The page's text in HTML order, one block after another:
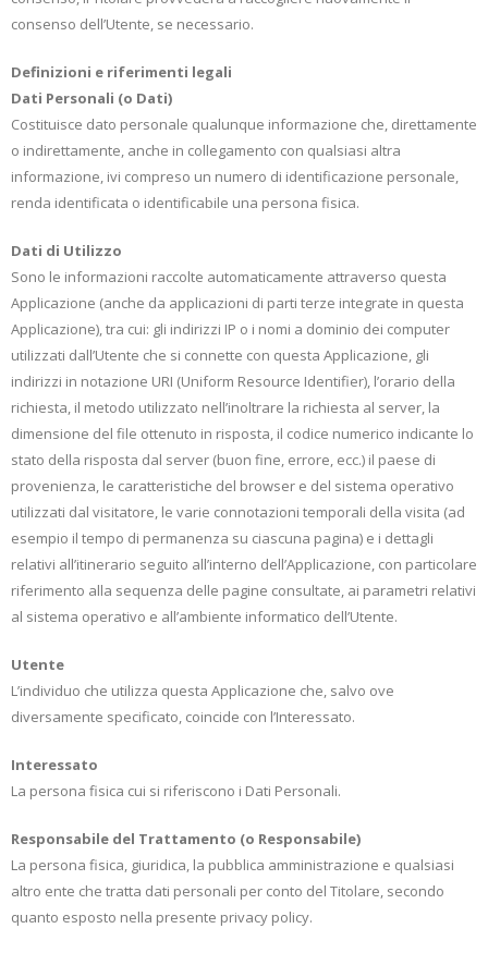
consenso dell’Utente, se necessario.
Definizioni e riferimenti legali
Dati Personali (o Dati)
Costituisce dato personale qualunque informazione che, direttamente
o indirettamente, anche in collegamento con qualsiasi altra
informazione, ivi compreso un numero di identificazione personale,
renda identificata o identificabile una persona fisica.
Dati di Utilizzo
Sono le informazioni raccolte automaticamente attraverso questa
Applicazione (anche da applicazioni di parti terze integrate in questa
Applicazione), tra cui: gli indirizzi IP o i nomi a dominio dei computer
utilizzati dall’Utente che si connette con questa Applicazione, gli
indirizzi in notazione URI (Uniform Resource Identifier), l’orario della
richiesta, il metodo utilizzato nell’inoltrare la richiesta al server, la
dimensione del file ottenuto in risposta, il codice numerico indicante lo
stato della risposta dal server (buon fine, errore, ecc.) il paese di
provenienza, le caratteristiche del browser e del sistema operativo
utilizzati dal visitatore, le varie connotazioni temporali della visita (ad
esempio il tempo di permanenza su ciascuna pagina) e i dettagli
relativi all’itinerario seguito all’interno dell’Applicazione, con particolare
riferimento alla sequenza delle pagine consultate, ai parametri relativi
al sistema operativo e all’ambiente informatico dell’Utente.
Utente
L’individuo che utilizza questa Applicazione che, salvo ove
diversamente specificato, coincide con l’Interessato.
Interessato
La persona fisica cui si riferiscono i Dati Personali.
Responsabile del Trattamento (o Responsabile)
La persona fisica, giuridica, la pubblica amministrazione e qualsiasi
altro ente che tratta dati personali per conto del Titolare, secondo
quanto esposto nella presente privacy policy.